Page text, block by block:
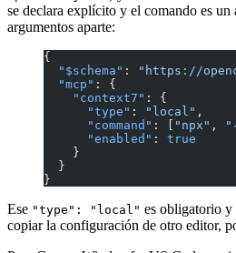
se declara explícito y el comando es un
argumentos aparte:
{
  "$schema"
: "https://
  "mcp"
: {
    "context7"
: {
      "type"
: "local" ,
      "command"
: [ "npx" ,
      "enabled"
: true
    }
  }
}
Ese "type": "local" es obligatorio y
copiar la configuración de otro editor,